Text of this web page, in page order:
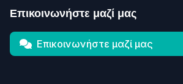
Επικοινωνήστε μαζί μας
Επικοινωνήστε μαζί μας